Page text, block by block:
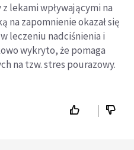
lekami wpływającymi na
na zapomnienie okazał się
leczeniu nadciśnienia i
wykryto, że pomaga
na tzw. stres pourazowy.